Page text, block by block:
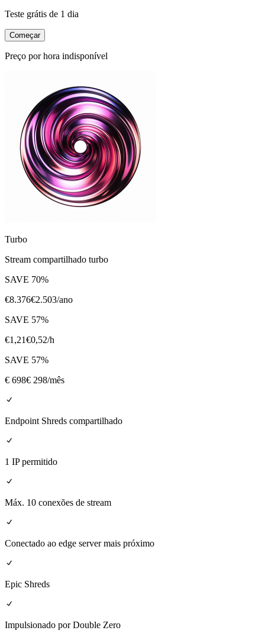
Teste grátis de 1 dia
Começar
Preço por hora indisponível
Turbo
Stream compartilhado turbo
SAVE 70%
€8.376€2.503/ano
SAVE 57%
€1,21€0,52/h
SAVE 57%
€ 698€ 298/mês
Endpoint Shreds compartilhado
1 IP permitido
Máx. 10 conexões de stream
Conectado ao edge server mais próximo
Epic Shreds
Impulsionado por Double Zero